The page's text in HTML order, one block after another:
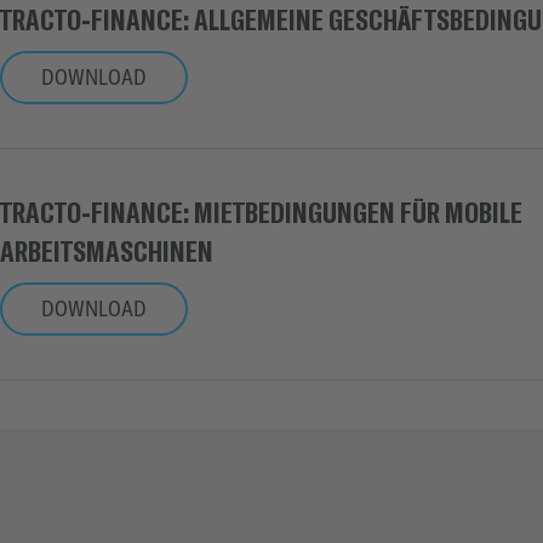
TRACTO-FINANCE: ALLGEMEINE
DOWNLOAD
TRACTO-FINANCE: MIETBEDINGUNGEN FÜR MOBILE
ARBEITSMASCHINEN
DOWNLOAD